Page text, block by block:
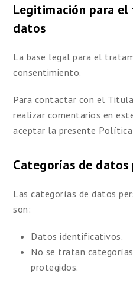
Legitimación para
datos
La base legal para el
consentimiento.
Para contactar con el
realizar comentarios en
aceptar la presente Política
Categorías de datos
Las categorías de datos
son:
Datos identificativos.
No se tratan
protegidos.